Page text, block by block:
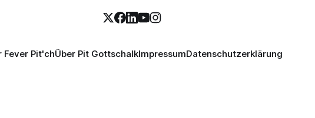
Fever Pit'chÜber Pit GottschalkImpressumDatenschutzerklärung